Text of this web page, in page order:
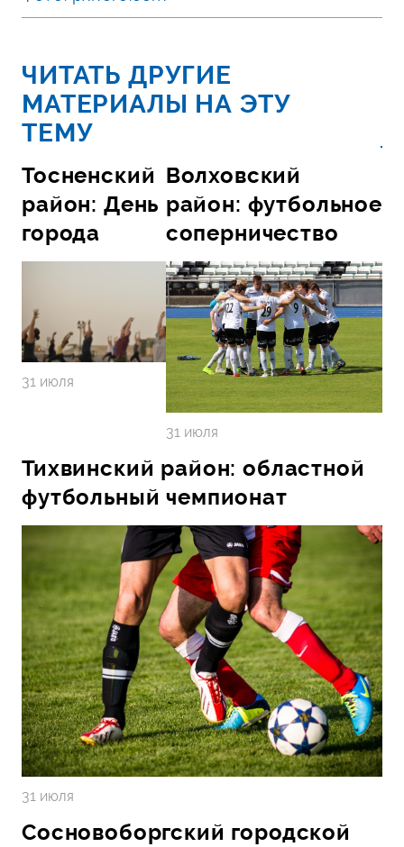
ЧИТАТЬ ДРУГИЕ
МАТЕРИАЛЫ НА ЭТУ
ТЕМУ
Тосненский
район: День
города
31 июля
Волховский
район: футбольное
соперничество
31 июля
Тихвинский район: областной
футбольный чемпионат
31 июля
Сосновоборгский городской